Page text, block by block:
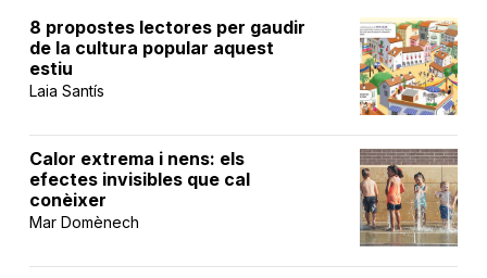
8 propostes lectores per gaudir
de la cultura popular aquest
estiu
Laia Santís
Calor extrema i nens: els
efectes invisibles que cal
conèixer
Mar Domènech